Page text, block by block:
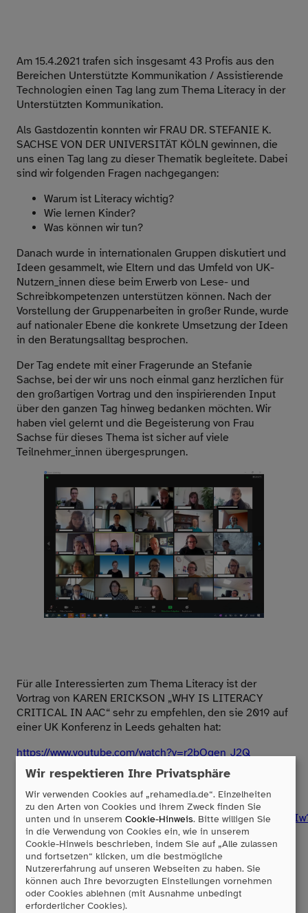
Am 15.4.2021 trafen sich insgesamt 43 Profis aus den
Bereichen Unterstützte Kommunikation / Assistierende
Technologien einen Tag lang zum Thema Literacy in der
Unterstützten Kommunikation.
Als Gastdozentin konnten wir FRAU DR. STEFANIE K.
SACHSE VON DER UNIVERSITÄT KÖLN gewinnen, die
uns einen Tag lang zu dieser Thematik begleitete. Dabei
sind wir folgenden Fragen nachgegangen:
Warum ist Literacy wichtig?
Wie lernen Kinder?
Was können wir tun?
Danach wurde in internationalen Gruppen diskutiert und
Ideen gesammelt, wie Eltern und das Umfeld von UK-
Nutzern_innen diese beim Erwerb von Lese- und
Schreibkompetenzen unterstützen können. Nach der
Vorstellung der Gruppenarbeiten in großer Runde, wurde
auf nationaler Ebene die konkrete Umsetzung der Ideen
in den Beratungsalltag besprochen.
Der Tag endete mit einer Fragerunde an Stefanie
Sachse, bei der wir uns noch einmal ganz herzlichen für
den großartigen Vortrag und den inspirierenden Input
über den ganzen Tag hinweg bedanken möchten. Wir
haben viel gelernt und die Begeisterung von Frau
Sachse für dieses Thema ist sicher auf viele
Teilnehmer_innen übergesprungen.
Für alle Interessierten zum Thema Literacy ist der
Vortrag von KAREN ERICKSON „WHY IS LITERACY
CRITICAL IN AAC“ sehr zu empfehlen, den sie 2019 auf
einer UK Konferenz in Leeds gehalten hat:
https://www.youtube.com/watch?v=r2bOqen_J2Q
sowie derPODCAST VON DR. STEFANIE SACHSE AUF
SPOTIFY: LITERACY & UK
https://open.spotify.com/show/
si=u6QO-11ISuGPXDMOWze1Hw
UND IHRE PUBLIKATIONEN:
Sachse, S.K. (2020): Stufenmodelle des
Schriftspracherwerbs und ein Emergent Literacy-Modell.
Wir respektieren Ihre Privatsphäre
Wir verwenden Cookies auf „rehamedia.de“. Einzelheiten
zu den Arten von Cookies und ihrem Zweck finden Sie
unten und in unserem Cookie-Hinweis. Bitte willigen Sie
in die Verwendung von Cookies ein, wie in unserem
Cookie-Hinweis beschrieben, indem Sie auf „Alle zulassen
und fortsetzen“ klicken, um die bestmögliche
Nutzererfahrung auf unseren Webseiten zu haben. Sie
können auch Ihre bevorzugten Einstellungen vornehmen
oder Cookies ablehnen (mit Ausnahme unbedingt
erforderlicher Cookies).